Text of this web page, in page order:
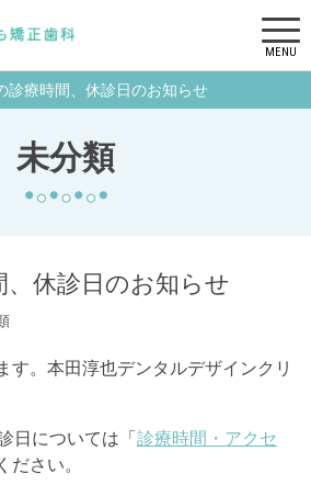
MENU
未分類
診療時間、休診日のお知らせ
、休診日のお知らせ
す。本田淳也デンタルデザインクリ
日については「 診療時間・アクセ
ださい。